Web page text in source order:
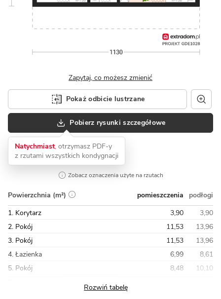
Zapytaj, co możesz zmienić
Pokaż odbicie lustrzane
Pobierz rysunki szczegółowe
Natychmiast, otrzymasz PDF-y
z rzutami wszystkich kondygnacji
Zobacz oznaczenia użyte na rzutach
Powierzchnia (m²) pomieszczenia
podłogi
1. Korytarz
3,90
3,90
2. Pokój
11,53
13,96
3. Pokój
11,53
13,96
4. Łazienka
6,99
8,61
5. Pokój
8,48
10,10